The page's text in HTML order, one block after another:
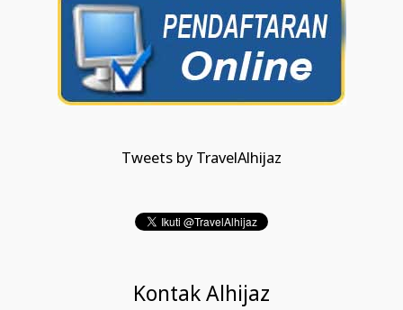
Tweets by TravelAlhijaz
Kontak Alhijaz